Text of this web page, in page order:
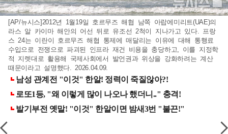
[AP/뉴시스]2012년 1월19일 호르무즈 해협 남쪽 아랍에미리트(UAE)의
라스 알 카이마 해안의 어선 뒤로 유조선 2척이 지나가고 있다. 프랑
스 24는 이란이 호르무즈 해협 통제에 매달리는 이유에 대해 통행료
수입으로 전쟁으로 파괴된 인프라 재건 비용을 충당하고, 이를 지정학
적 지렛대로 활용해 국제사회에서 발언권과 위상을 강화하려는 계산
때문이라고 설명했다. 2026.04.09.